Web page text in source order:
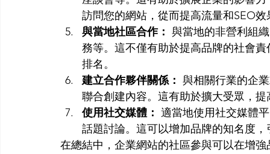
訪問您的網站，從而提高流量和SEO效
與當地社區合作： 與當地的非營利組
務等。這不僅有助於提高品牌的社會
排名。
建立合作夥伴關係： 與相關行業的企
聯合創建內容。這有助於擴大受眾，
使用社交媒體： 適當地使用社交媒體
話題討論。這可以增加品牌的知名度
在總結中，企業網站的社區參與可以在增